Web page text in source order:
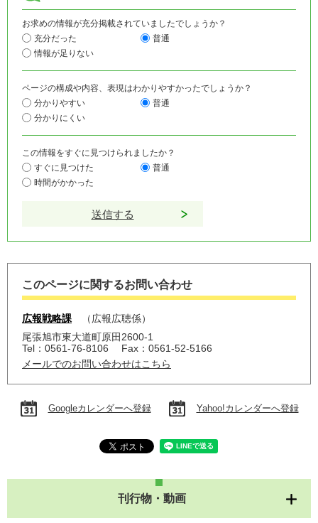
お求めの情報が充分掲載されていましたでしょうか？
充分だった
普通
情報が足りない
ページの構成や内容、表現はわかりやすかったでしょうか？
分かりやすい
普通
分かりにくい
この情報をすぐに見つけられましたか？
すぐに見つけた
普通
時間がかかった
このページに関するお問い合わせ
広報戦略課
広報広聴係
尾張旭市東大道町原田2600-1
Tel：0561-76-8106
Fax：0561-52-5166
メールでのお問い合わせはこちら
Googleカレンダーへ登録 Yahoo!カレンダーへ登録
刊行物・動画